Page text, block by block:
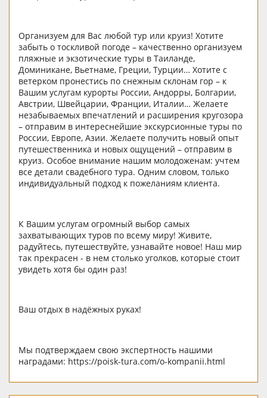
Организуем для Вас любой тур или круиз! Хотите
забыть о тоскливой погоде – качественно организуем
пляжные и экзотические туры в Таиланде,
Доминикане, Вьетнаме, Греции, Турции… Хотите с
ветерком пронестись по снежным склонам гор – к
Вашим услугам курорты России, Андорры, Болгарии,
Австрии, Швейцарии, Франции, Италии… Желаете
незабываемых впечатлений и расширения кругозора
– отправим в интереснейшие экскурсионные туры по
России, Европе, Азии. Желаете получить новый опыт
путешественника и новых ощущений – отправим в
круиз. Особое внимание нашим молодоженам: учтем
все детали свадебного тура. Одним словом, только
индивидуальный подход к пожеланиям клиента.
К Вашим услугам огромный выбор самых
захватывающих туров по всему миру! Живите,
радуйтесь, путешествуйте, узнавайте новое! Наш мир
так прекрасен - в нем столько уголков, которые стоит
увидеть хотя бы один раз!
Ваш отдых в надёжных руках!
Мы подтверждаем свою экспертность нашими
наградами: https://poisk-tura.com/o-kompanii.html